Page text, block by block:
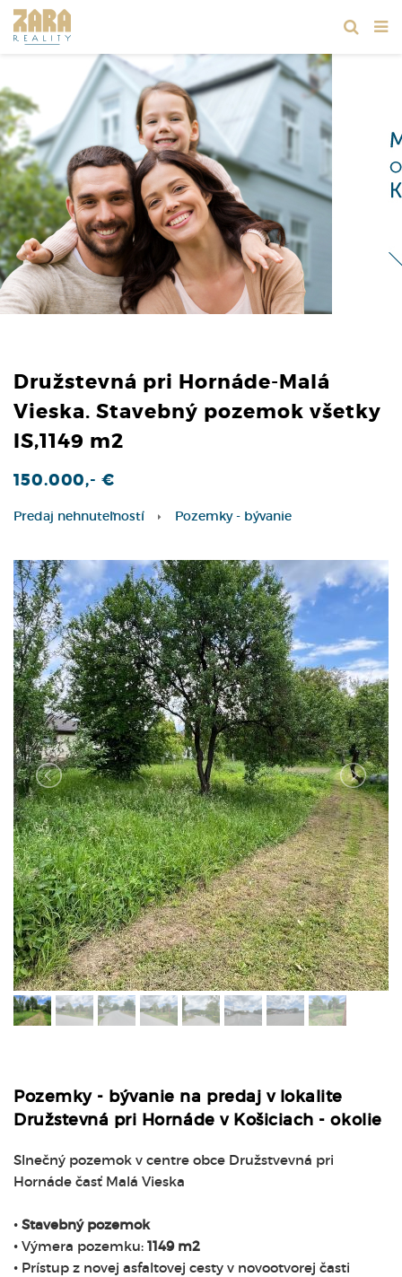
Družstevná pri Hornáde-Malá
Vieska. Stavebný pozemok všetky
IS,1149 m2
150.000,- €
Predaj nehnuteľností Pozemky - bývanie
Pozemky - bývanie na predaj v lokalite
Družstevná pri Hornáde v Košiciach - okolie
Slnečný pozemok v centre obce Družstvevná pri
Hornáde časť Malá Vieska
• Stavebný pozemok
• Výmera pozemku: 1149 m2
• Prístup z novej asfaltovej cesty v novootvorej časti